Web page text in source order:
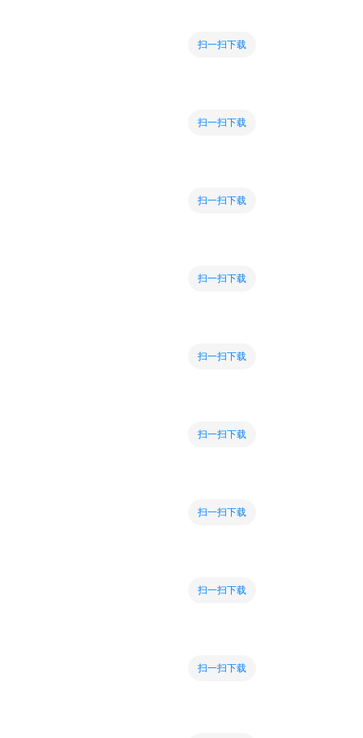
扫一扫下载
扫一扫下载
扫一扫下载
扫一扫下载
扫一扫下载
扫一扫下载
扫一扫下载
扫一扫下载
扫一扫下载